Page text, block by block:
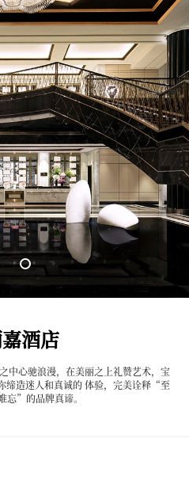
酒店
中心驰浪漫，在美丽之上礼赞艺术，宝
缔造迷人和真诚的 体验，完美诠释“至
忘”的品牌真谛。